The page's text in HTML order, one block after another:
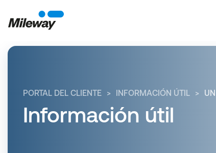
PORTAL DEL CLIENTE INFORMACIÓN ÚTIL
Información útil